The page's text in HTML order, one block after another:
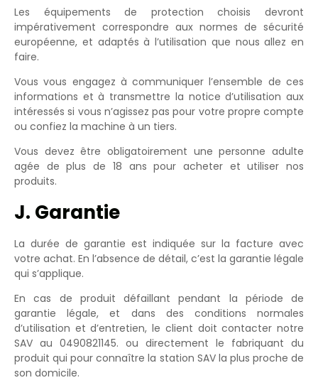
Les équipements de protection choisis devront
impérativement correspondre aux normes de sécurité
européenne, et adaptés à l’utilisation que nous allez en
faire.
Vous vous engagez à communiquer l’ensemble de ces
informations et à transmettre la notice d’utilisation aux
intéressés si vous n’agissez pas pour votre propre compte
ou confiez la machine à un tiers.
Vous devez être obligatoirement une personne adulte
agée de plus de 18 ans pour acheter et utiliser nos
produits.
J. Garantie
La durée de garantie est indiquée sur la facture avec
votre achat. En l’absence de détail, c’est la garantie légale
qui s’applique.
En cas de produit défaillant pendant la période de
garantie légale, et dans des conditions normales
d’utilisation et d’entretien, le client doit contacter notre
SAV au 0490821145. ou directement le fabriquant du
produit qui pour connaître la station SAV la plus proche de
son domicile.